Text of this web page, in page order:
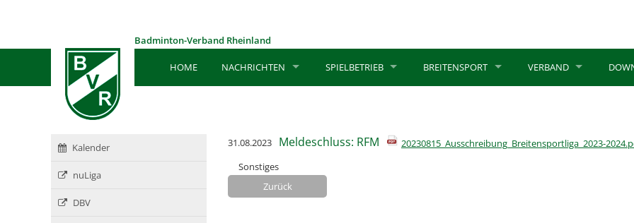
Badminton-Verband Rheinland
HOME NACHRICHTEN SPIELBETRIEB BREITENSPORT VERBAND
Kalender
nuLiga
DBV
31.08.2023 Meldeschluss: RFM 20230815_Ausschreibung_Breitensportliga_2023-
Sonstiges
Zurück